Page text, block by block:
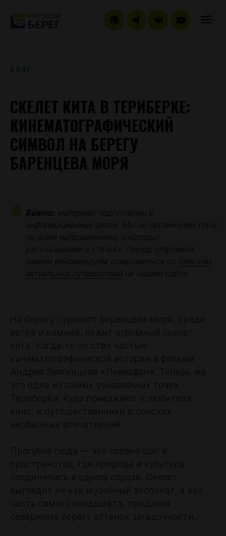
БЛОГ
СКЕЛЕТ КИТА В ТЕРИБЕРКЕ:
КИНЕМАТОГРАФИЧЕСКИЙ
СИМВОЛ НА БЕРЕГУ
БАРЕНЦЕВА МОРЯ
Важно: материал подготовлен в
информационных целях. Мы не организуем туры
по всем направлениям, о которых
рассказываем в статьях. Перед отправкой
заявки рекомендуем ознакомиться со
списком
актуальных путешествий
на нашем сайте.
На берегу сурового Баренцева моря, среди
ветра и камней, лежит огромный скелет
кита. Когда-то он стал частью
кинематографической истории в фильме
Андрея Звягинцева «Левиафан». Теперь же
это одна из самых узнаваемых точек
Териберки, куда приезжают и любители
кино, и путешественники в поисках
необычных впечатлений.
Прогулка сюда — это словно шаг в
пространство, где природа и культура
соединились в одном образе. Скелет
выглядит не как музейный экспонат, а как
часть самого ландшафта, придавая
северному берегу оттенок загадочности.